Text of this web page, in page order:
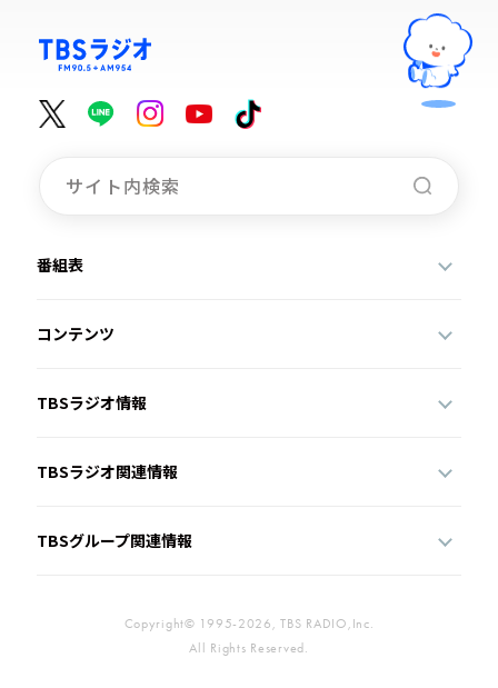
番組表
コンテンツ
TBSラジオ情報
TBSラジオ関連情報
TBSグループ関連情報
Copyright© 1995-2026, TBS RADIO,Inc.
All Rights Reserved.